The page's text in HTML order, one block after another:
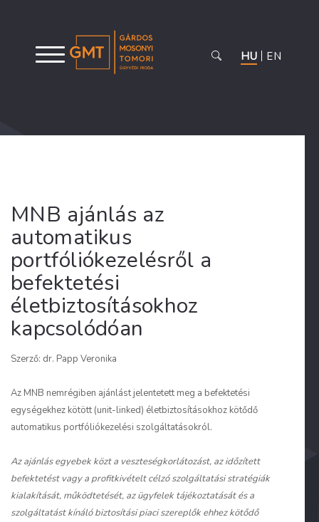
HU EN
MNB ajánlás az
automatikus
portfóliókezelésről a
befektetési
életbiztosításokhoz
kapcsolódóan
Szerző: dr. Papp Veronika
Az MNB nemrégiben ajánlást jelentetett meg a befektetési
egységekhez kötött (unit-linked) életbiztosításokhoz kötődő
automatikus portfóliókezelési szolgáltatásokról.
Az ajánlás egyebek közt a veszteségkorlátozást, az időzített
befektetést vagy a profitkivételt célzó szolgáltatási stratégiák
kialakítását, működtetését, az ügyfelek tájékoztatását és a
szolgáltatást kínáló biztosítási piaci szereplők ehhez kötődő